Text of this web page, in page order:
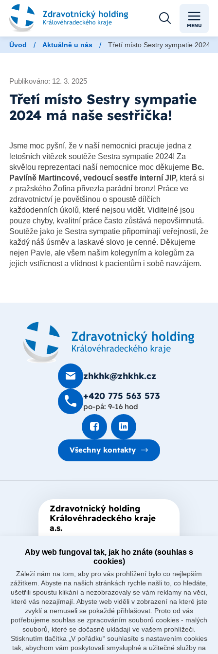
MENU
Úvod / Aktuálně u nás / Třetí místo Sestry sympatie 2024
Publikováno: 12. 3. 2025
Třetí místo Sestry sympatie
2024 má naše sestřička!
Jsme moc pyšní, že v naší nemocnici pracuje jedna z
letošních vítězek soutěže Sestra sympatie 2024! Za
skvělou reprezentaci naší nemocnice moc děkujeme Bc.
Pavlíně Martincové, vedoucí sestře interní JIP, která si
z pražského Žofína přivezla parádní bronz! Práce ve
zdravotnictví je povětšinou o spoustě dílčích
každodenních úkolů, které nejsou vidět. Viditelné jsou
pouze chyby, kvalitní práce často zůstává nepovšimnutá.
Soutěže jako je Sestra sympatie připomínají veřejnosti, že
každý náš úsměv a laskavé slovo je cenné. Děkujeme
nejen Pavle, ale všem našim kolegyním a kolegům za
jejich vstřícnost a vlídnost k pacientům i sobě navzájem.
zhkhk@zhkhk.cz
+420 775 563 573
po-pá: 9-16 hod
Všechny kontakty
Zdravotnický holding
Královéhradeckého kraje
a.s.
založená Královéhradeckým
krajem, který je jediným
akcionářem společnosti.
Naše nemocnice
O holdingu
Aby web fungoval tak, jak ho znáte (souhlas s
cookies)
Záleží nám na tom, aby pro vás prohlížení bylo co nejlepším
zážitkem. Abyste na našich stránkách rychle našli to, co hledáte,
ušetřili spoustu klikání a nezobrazovaly se vám reklamy na věci,
které vás nezajímají. Abyste web viděli v zobrazení na které jste
zvyklí a nemuseli se pokaždé přihlašovat. Proto od vás
potřebujeme souhlas se zpracováním souborů cookies - malých
souborů, které se dočasně ukládají ve vašem prohlížeči.
Stisknutím tlačítka „V pořádku“ souhlasíte s nastavením cookies
tak, abychom vám poskytovali smysluplné a užitečné služby na